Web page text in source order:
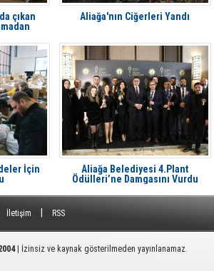
çıkan
Aliağa'nın Ciğerleri Yandı
İçin
Aliağa Belediyesi 4.Plant
Ödülleri’ne Damgasını Vurdu
İletişim RSS
| İzinsiz ve kaynak gösterilmeden yayınlanamaz.